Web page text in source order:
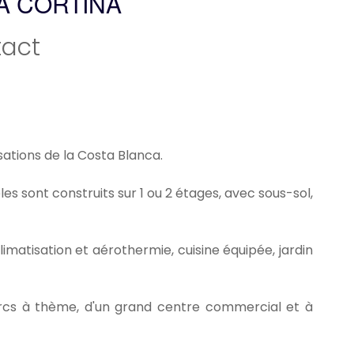
CORTINA
de la Costa Blanca.
sont construits sur 1 ou 2 étages, avec sous-sol,
et aérothermie, cuisine équipée, jardin
à thème, d'un grand centre commercial et à